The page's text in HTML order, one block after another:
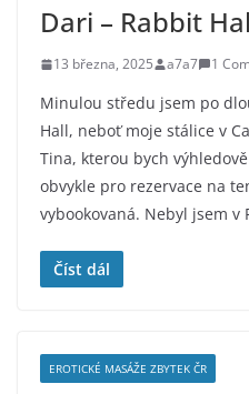
Dari – Rabbit
13 března, 2025 a7a7 1
Minulou středu jsem po
Hall, neboť moje stálice v
Tina, kterou bych
obvykle pro rezervace na
vybookovaná. Nebyl jsem v
Číst dál
EROTICKÉ MASÁŽE ZBYTEK ČR